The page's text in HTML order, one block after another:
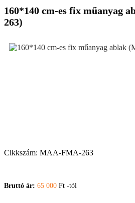
160*140 cm-es fix műanyag
263)
Cikkszám: MAA-FMA-263
Bruttó ár: 65 000 Ft -tól